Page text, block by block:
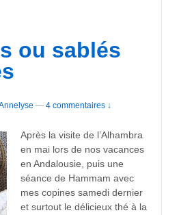
ou sablés
— 4 commentaires ↓
Après la visite de l’Alhambra
en mai lors de nos vacances
en Andalousie, puis une
séance de Hammam avec
mes copines samedi dernier
et surtout le délicieux thé à la